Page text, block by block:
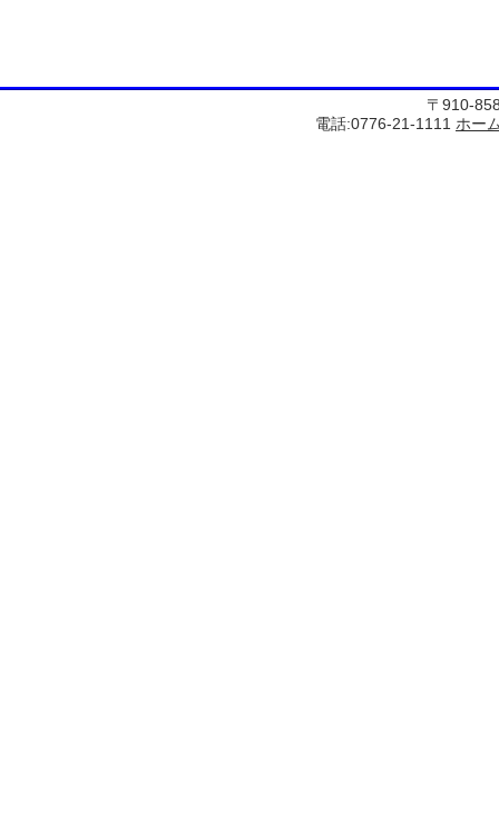
〒910-
電話:0776-21-1111 ホー